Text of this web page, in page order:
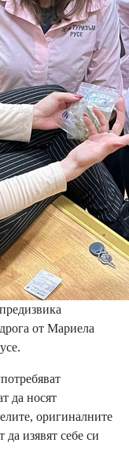
от Мариела
да носят
оригиналните
изявят себе си